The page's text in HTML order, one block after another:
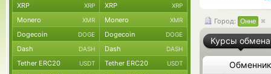
Город: Онне
Курсы обмена
Обменник
XRP XRP XRP XRP
Monero XMR Monero XMR
Dogecoin DOGE Dogecoin DOGE
Dash DASH Dash DASH
Tether ERC20 USDT Tether ERC20 USDT